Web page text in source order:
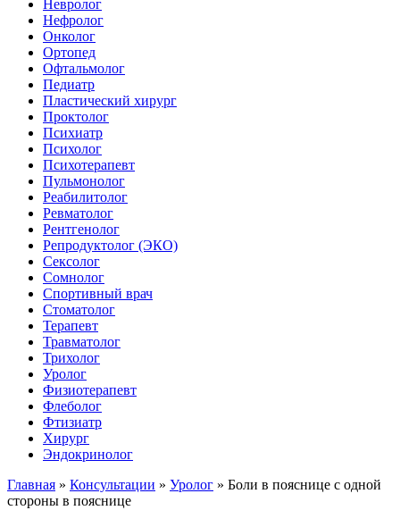
Невролог
Нефролог
Онколог
Ортопед
Офтальмолог
Педиатр
Пластический хирург
Проктолог
Психиатр
Психолог
Психотерапевт
Пульмонолог
Реабилитолог
Ревматолог
Рентгенолог
Репродуктолог (ЭКО)
Сексолог
Сомнолог
Спортивный врач
Стоматолог
Терапевт
Травматолог
Трихолог
Уролог
Физиотерапевт
Флеболог
Фтизиатр
Хирург
Эндокринолог
Главная » Консультации » Уролог » Боли в пояснице с одной
стороны в пояснице